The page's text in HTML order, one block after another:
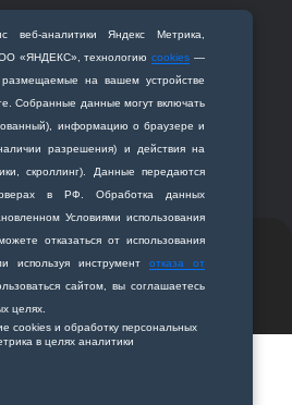
веб‑аналитики Яндекс Метрика,
«ЯНДЕКС», технологиюcookies —
на вашем устройстве
Собранные данные могут включать
информацию о браузере и
разрешения) и действия на
скроллинг). Данные передаются
в РФ. Обработка данных
Условиями использования
отказаться от использования
используя инструментотказа от
сайтом, вы соглашаетесь
целях.
cookies и обработку персональных
в целях аналитики
ул. Горького, 95
академия
студией